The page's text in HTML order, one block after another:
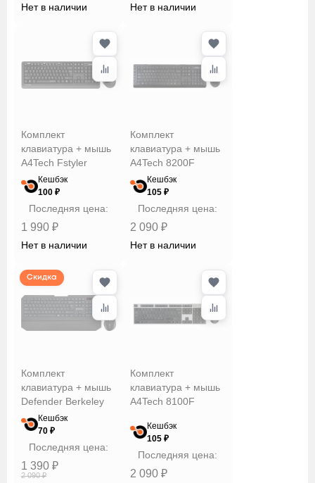
Нет в наличии Нет в наличии
Комплект
клавиатура + мышь
A4Tech Fstyler
FGS1035Q Grey
Кешбэк
100 ₽
Последняя цена:
1 990 ₽
Нет в наличии
Комплект
клавиатура + мышь
A4Tech 8200F
Кешбэк
105 ₽
Последняя цена:
2 090 ₽
Нет в наличии
Скидка
Комплект
клавиатура + мышь
Defender Berkeley
C-925 RU
Кешбэк
70 ₽
Последняя цена:
1 390 ₽
2 090 ₽
Комплект
клавиатура + мышь
A4Tech 8100F
Кешбэк
105 ₽
Последняя цена:
2 090 ₽